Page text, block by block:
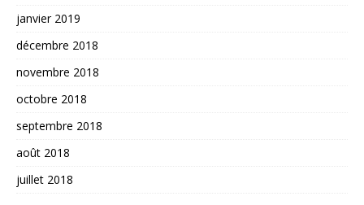
janvier 2019
décembre 2018
novembre 2018
octobre 2018
septembre 2018
août 2018
juillet 2018